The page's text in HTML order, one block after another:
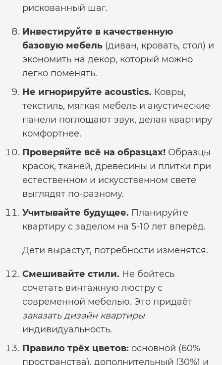
рискованный шаг.
Инвестируйте в качественную
базовую мебель (диван, кровать, стол) и
экономить на декор, который можно
легко поменять.
Не игнорируйте acoustics. Ковры,
текстиль, мягкая мебель и акустические
панели поглощают звук, делая квартиру
комфортнее.
Проверяйте всё на образцах! Образцы
красок, тканей, древесины и плитки при
естественном и искусственном свете
выглядят по-разному.
Учитывайте будущее. Планируйте
квартиру с заделом на 5-10 лет вперёд.
Дети вырастут, потребности изменятся.
Смешивайте стили. Не бойтесь
сочетать винтажную люстру с
современной мебелью. Это придаёт
заказать дизайн квартиры
индивидуальность.
Правило трёх цветов: основной (60%
пространства), дополнительный (30%) и